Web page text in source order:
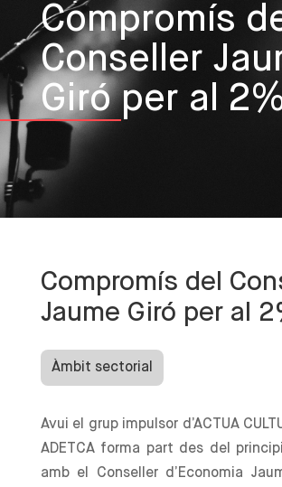
Compromís
Conseller
Giró per al
Compromís del
Jaume Giró per al
Àmbit sectorial
Avui el grup impulsor d’ACTUA
ADETCA forma part des del
amb el Conseller d’Economia